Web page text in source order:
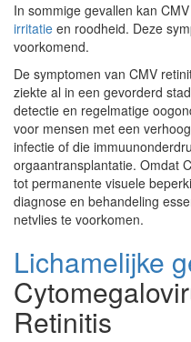
In sommige gevallen kan
irritatie en roodheid. Deze
voorkomend.
De symptomen van CMV
ziekte al in een gevorderd
detectie en regelmatige
voor mensen met een
infectie of die
orgaantransplantatie. Omdat
tot permanente visuele
diagnose en behandeling
netvlies te voorkomen.
Lichamelijke
Retinitis